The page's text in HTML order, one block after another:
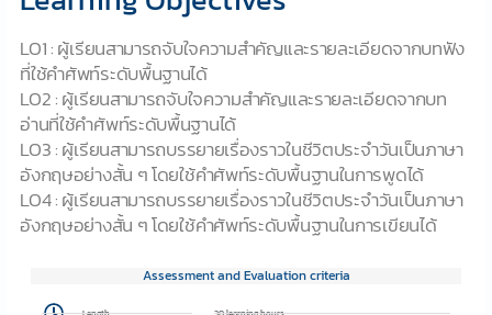
LO1 : ผู้เรียนสามารถจับใจความสำคัญและรายละเอียดจากบทฟัง
ที่ใช้คำศัพท์ระดับพื้นฐานได้
LO2 : ผู้เรียนสามารถจับใจความสำคัญและรายละเอียดจากบท
อ่านที่ใช้คำศัพท์ระดับพื้นฐานได้
LO3 : ผู้เรียนสามารถบรรยายเรื่องราวในชีวิตประจำวันเป็นภาษา
อังกฤษอย่างสั้น ๆ โดยใช้คำศัพท์ระดับพื้นฐานในการพูดได้
LO4 : ผู้เรียนสามารถบรรยายเรื่องราวในชีวิตประจำวันเป็นภาษา
อังกฤษอย่างสั้น ๆ โดยใช้คำศัพท์ระดับพื้นฐานในการเขียนได้
Assessment and Evaluation criteria